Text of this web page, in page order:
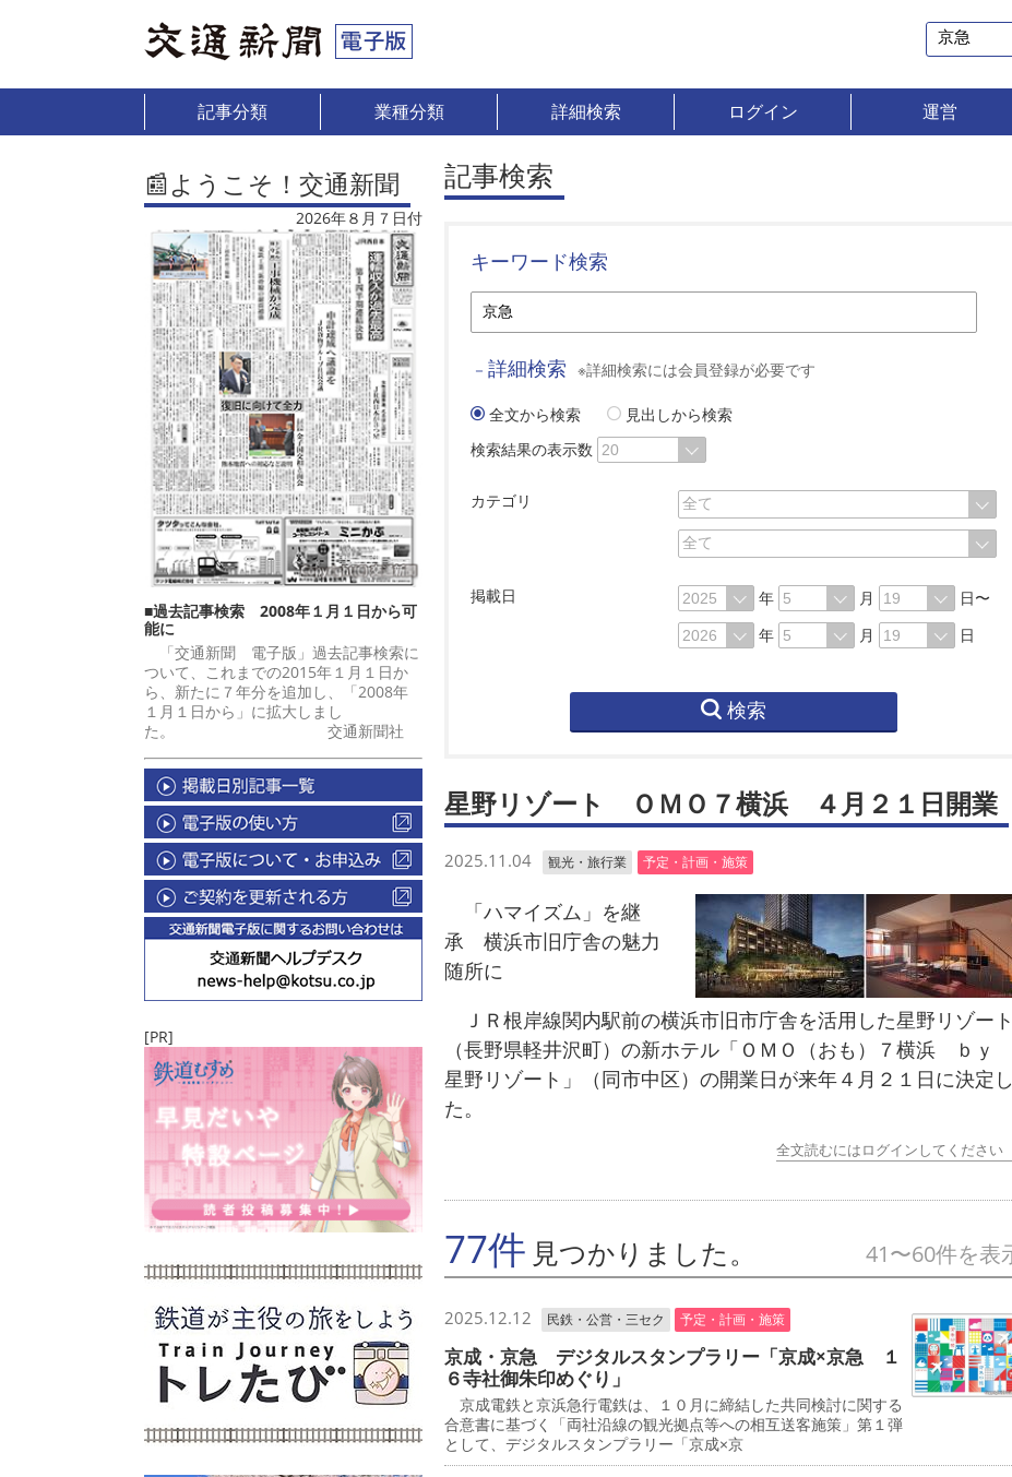
記事分類 業種分類 詳細検索 ログイン 運営
📰ようこそ！交通新聞
2026年８月７日付
■過去記事検索 2008年１月１日から可
能に
「交通新聞 電子版」過去記事検索に
ついて、これまでの2015年１月１日か
ら、新たに７年分を追加し、「2008年
１月１日から」に拡大しまし
た。 交通新聞社
[PR]
記事検索
キーワード検索
－ 詳細検索 ※詳細検索には会員登録が必要です
全文から検索
見出しから検索
検索結果の表示数
カテゴリ
掲載日 年 月
日〜
年
月 日
検索
星野リゾート ＯＭＯ７横浜 ４月２１日開業
2025.11.04 観光・旅行業 予定・計画・施策
「ハマイズム」を継
承 横浜市旧庁舎の魅力
随所に
ＪＲ根岸線関内駅前の横浜市旧市庁舎を活用した星野リゾート
（長野県軽井沢町）の新ホテル「ＯＭＯ（おも）７横浜 ｂｙ
星野リゾート」（同市中区）の開業日が来年４月２１日に決定し
た。
全文読むにはログインしてください
77件 見つかりました。 41〜60件を表
2025.12.12 民鉄・公営・三セク 予定・計画・施策
京成・京急 デジタルスタンプラリー「京成×京急 １
６寺社御朱印めぐり」
京成電鉄と京浜急行電鉄は、１０月に締結した共同検討に関する
合意書に基づく「両社沿線の観光拠点等への相互送客施策」第１弾
として、デジタルスタンプラリー「京成×京